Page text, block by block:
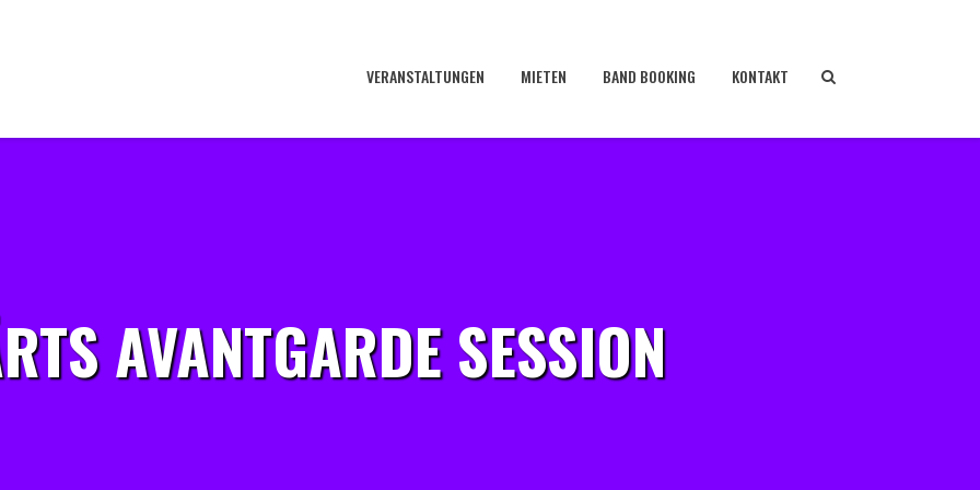
VERANSTALTUNGEN MIETEN BAND BOOKING KONTAKT
AVANTGARDE SESSION